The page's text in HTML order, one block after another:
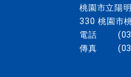
桃園市立陽
330 桃園市
電話
傳真